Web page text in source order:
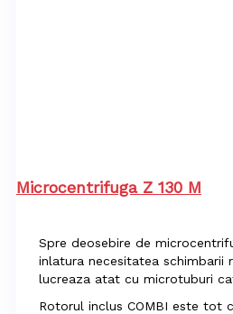
Microcentrifuga Z 130 M
Spre deosebire de
inlatura necesitatea schimbarii
lucreaza atat cu microtuburi
Rotorul inclus COMBI este tot